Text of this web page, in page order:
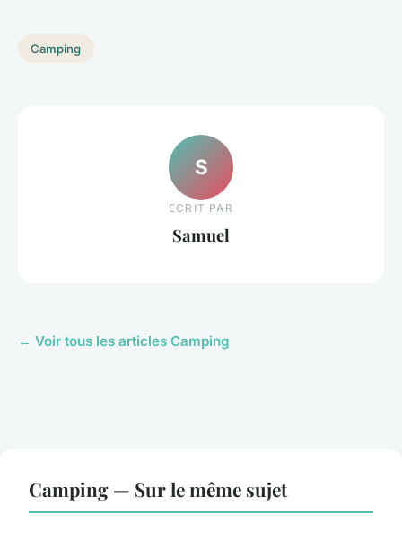
Camping
S
ECRIT PAR
Samuel
← Voir tous les articles Camping
Camping — Sur le même sujet